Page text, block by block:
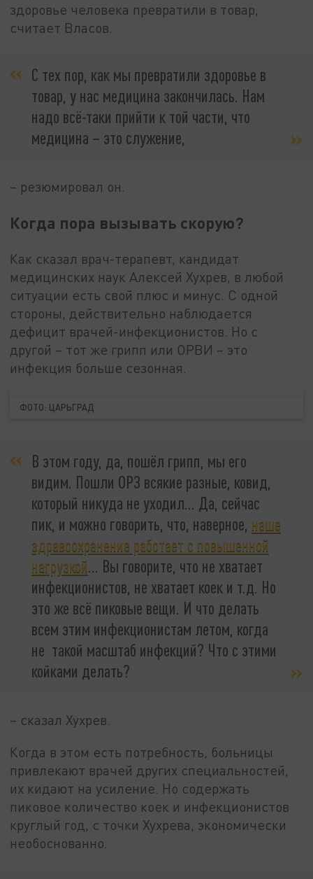
здоровье человека превратили в товар,
считает Власов.
С тех пор, как мы превратили здоровье в
товар, у нас медицина закончилась. Нам
надо всё-таки прийти к той части, что
медицина – это служение,
– резюмировал он.
Когда пора вызывать скорую?
Как сказал врач-терапевт, кандидат
медицинских наук Алексей Хухрев, в любой
ситуации есть свой плюс и минус. С одной
стороны, действительно наблюдается
дефицит врачей-инфекционистов. Но с
другой – тот же грипп или ОРВИ – это
инфекция больше сезонная.
ФОТО: ЦАРЬГРАД
В этом году, да, пошёл грипп, мы его
видим. Пошли ОРЗ всякие разные, ковид,
который никуда не уходил… Да, сейчас
пик, и можно говорить, что, наверное, наше
здравоохранение работает с повышенной
нагрузкой… Вы говорите, что не хватает
инфекционистов, не хватает коек и т.д. Но
это же всё пиковые вещи. И что делать
всем этим инфекционистам летом, когда
не такой масштаб инфекций? Что с этими
койками делать?
– сказал Хухрев.
Когда в этом есть потребность, больницы
привлекают врачей других специальностей,
их кидают на усиление. Но содержать
пиковое количество коек и инфекционистов
круглый год, с точки Хухрева, экономически
необоснованно.